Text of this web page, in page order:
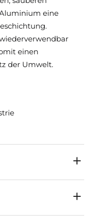
eine
einen
der Umwelt.
aus
Segmente